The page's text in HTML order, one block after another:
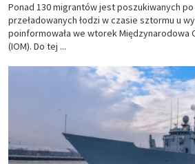
Ponad 130 migrantów jest poszukiwanych
przeładowanych łodzi w czasie sztormu u
poinformowała we wtorek Międzynarodowa
(IOM). Do tej ...